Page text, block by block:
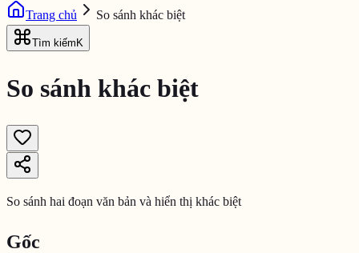
Trang chủ
So sánh khác biệt
Tìm kiếm K
So sánh khác biệt
So sánh hai đoạn văn bản và hiển thị khác biệt
Gốc